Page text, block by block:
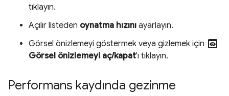
tıklayın.
Açılır listeden oynatma hızını ayarlayın.
Görsel önizlemeyi göstermek veya gizlemek için preview
Görsel önizlemeyi aç/kapat'ı tıklayın.
Performans kaydında gezinme